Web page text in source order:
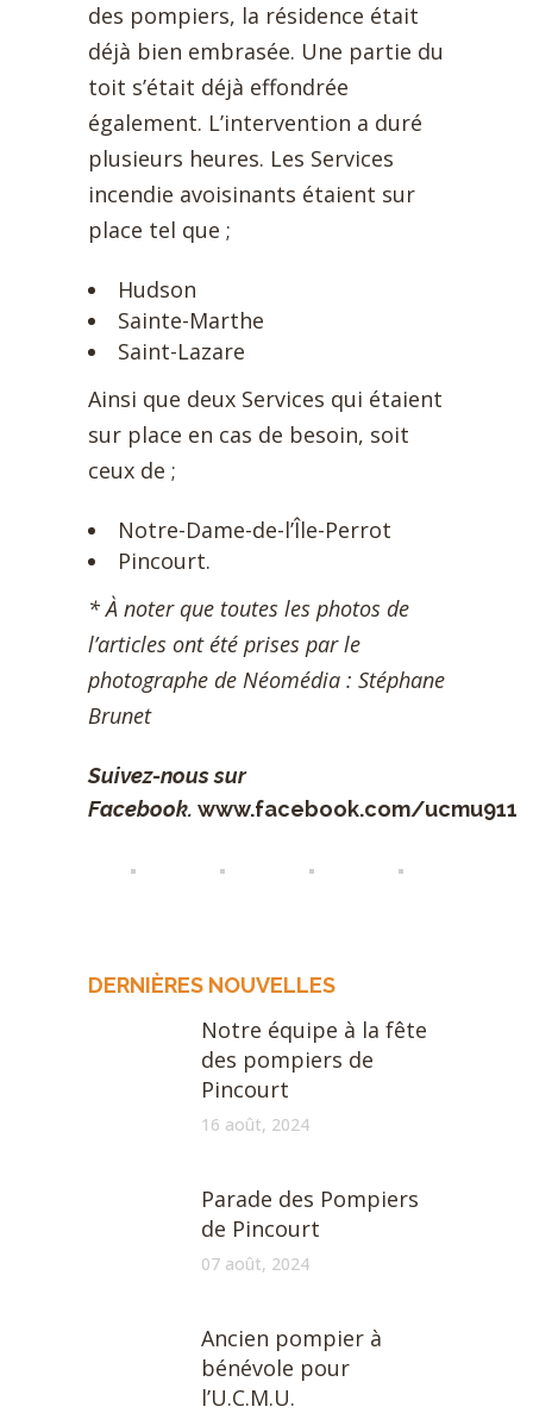
des pompiers, la résidence était
déjà bien embrasée. Une partie du
toit s’était déjà effondrée
également. L’intervention a duré
plusieurs heures. Les Services
incendie avoisinants étaient sur
place tel que ;
Hudson
Sainte-Marthe
Saint-Lazare
Ainsi que deux Services qui étaient
sur place en cas de besoin, soit
ceux de ;
Notre-Dame-de-l’Île-Perrot
Pincourt.
* À noter que toutes les photos de
l’articles ont été prises par le
photographe de Néomédia : Stéphane
Brunet
Suivez-nous sur
Facebook. www.facebook.com/ucmu911
DERNIÈRES NOUVELLES
Notre équipe à la fête
des pompiers de
Pincourt
16 août, 2024
Parade des Pompiers
de Pincourt
07 août, 2024
Ancien pompier à
bénévole pour
l’U.C.M.U.